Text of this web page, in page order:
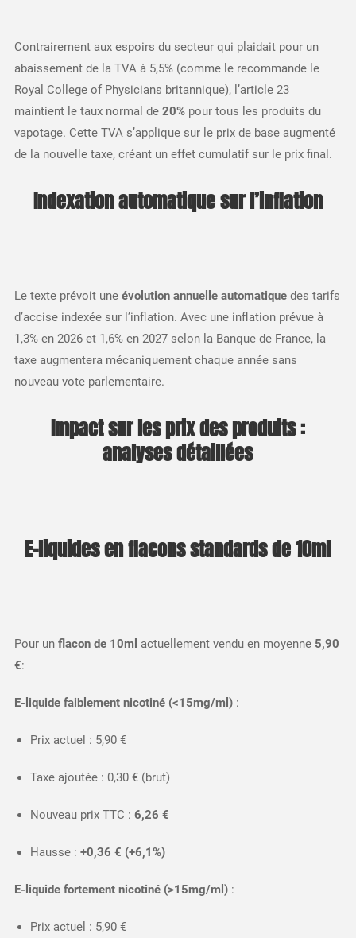
Contrairement aux espoirs du secteur qui plaidait pour un
abaissement de la TVA à 5,5% (comme le recommande le
Royal College of Physicians britannique), l’article 23
maintient le taux normal de 20%pour tous les produits du
vapotage. Cette TVA s’applique sur le prix de base augmenté
de la nouvelle taxe, créant un effet cumulatif sur le prix final.​
Indexation automatique sur l’inflation
Le texte prévoit une évolution annuelle automatiquedes tarifs
d’accise indexée sur l’inflation. Avec une inflation prévue à
1,3% en 2026 et 1,6% en 2027 selon la Banque de France, la
taxe augmentera mécaniquement chaque année sans
nouveau vote parlementaire.​
Impact sur les prix des produits :
analyses détaillées
E-liquides en flacons standards de 10ml
Pour un flacon de 10ml actuellement vendu en moyenne 5,90
€:​
E-liquide faiblement nicotiné (<15mg/ml):
Prix actuel : 5,90 €
Taxe ajoutée : 0,30 € (brut)
Nouveau prix TTC : 6,26 €
Hausse : +0,36 € (+6,1%)
E-liquide fortement nicotiné (>15mg/ml):
Prix actuel : 5,90 €